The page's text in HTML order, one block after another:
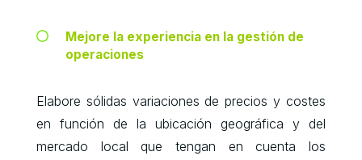
Mejore la experiencia en la gestión de
operaciones
Elabore sólidas variaciones de precios y costes
en función de la ubicación geográfica y del
mercado local que tengan en cuenta los